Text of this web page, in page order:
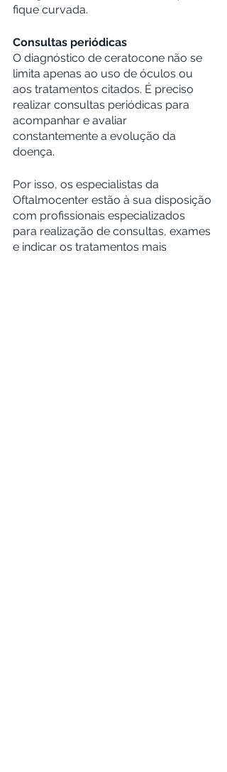
fique curvada.
Consultas periódicas
O diagnóstico de ceratocone não se
limita apenas ao uso de óculos ou
aos tratamentos citados. É preciso
realizar consultas periódicas para
acompanhar e avaliar
constantemente a evolução da
doença.
Por isso, os especialistas da
Oftalmocenter estão à sua disposição
com profissionais especializados
para realização de consultas, exames
e indicar os tratamentos mais